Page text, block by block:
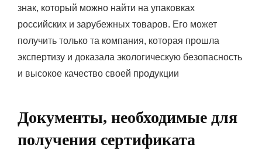
знак, который можно найти на упаковках
российских и зарубежных товаров. Его может
получить только та компания, которая прошла
экспертизу и доказала экологическую безопасность
и высокое качество своей продукции
Документы, необходимые для
получения сертификата